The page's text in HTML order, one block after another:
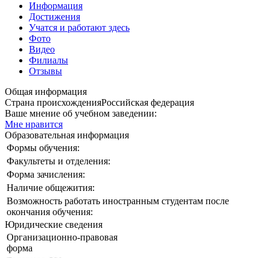
Информация
Достижения
Учатся и работают здесь
Фото
Видео
Филиалы
Отзывы
Общая информация
Страна происхожденияРоссийская федерация
Ваше мнение об учебном заведении:
Мне нравится
Образовательная информация
Формы обучения:
Факультеты и отделения:
Форма зачисления:
Наличие общежития:
Возможность работать иностранным студентам после
окончания обучения:
Юридические сведения
Организационно-правовая
форма